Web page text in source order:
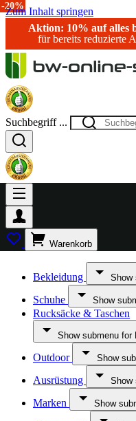
Zum Inhalt springen
Aktion: 10% auf alles
für bereits reduzierte
Suchbegriff ...
Warenkorb
Bekleidung Show
Schuhe Show
Rucksäcke & Taschen
Show submenu for
Outdoor Show
Ausrüstung Show
Marken Show
-15%
-38%
-33%
-30%
-33%
-50%
-20%